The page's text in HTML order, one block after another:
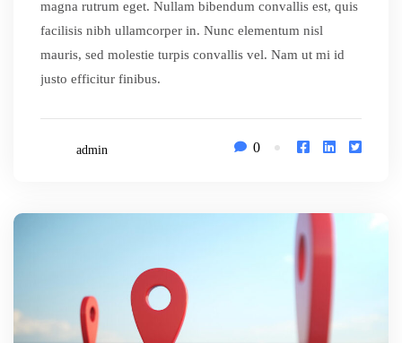
magna rutrum eget. Nullam bibendum convallis est, quis
facilisis nibh ullamcorper in. Nunc elementum nisl
mauris, sed molestie turpis convallis vel. Nam ut mi id
justo efficitur finibus.
admin 0